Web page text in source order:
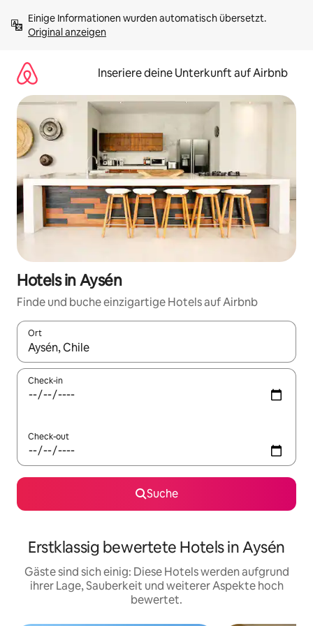
Inhalten
springenOriginal anzeigen
Inseriere deine Unterkunft auf Airbnb
Hotels in Aysén
Finde und buche einzigartige Hotels auf Airbnb
Ort
Wenn Ergebnisse verfügbar sind, navigiere mit den
Check-in
Check-out
Suche
Erstklassig bewertete Hotels in Aysén
Gäste sind sich einig: Diese Hotels werden aufgrund
ihrer Lage, Sauberkeit und weiterer Aspekte hoch
bewertet.